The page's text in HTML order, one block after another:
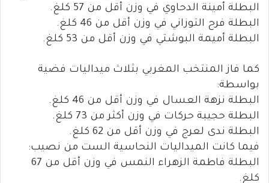
البطلة أمينة الدحاوي في وزن أقل من 57 كلغ.
البطلة فرح التوزاني في وزن أقل من 46 كلغ.
البطلة أميمة البوشتي في وزن أقل من 53 كلغ.
كما فاز المنتخب المغربي بثلاث ميداليات فضية
بواسطة:
البطلة نزهة العسال في وزن أقل من 46 كلغ.
البطلة حجيبة حركات في وزن أكثر من 73 كلغ.
البطلة ندى لعرج في وزن أقل من 62 كلغ.
فيما كانت الميداليات النحاسية الست من نصيب:
البطلة فاطمة الزهراء النمس في وزن أقل من 67
كلغ.